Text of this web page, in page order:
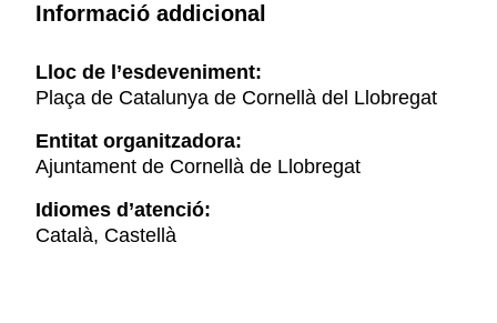
Informació addicional
Lloc de l’esdeveniment:
Plaça de Catalunya de Cornellà del Llobregat
Entitat organitzadora:
Ajuntament de Cornellà de Llobregat
Idiomes d’atenció:
Català, Castellà